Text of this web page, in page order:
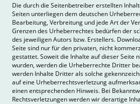
Die durch die Seitenbetreiber erstellten
Seiten unterliegen dem deutschen
Bearbeitung, Verbreitung und jede Art der
Grenzen des Urheberrechtes bedürfen der
des jeweiligen Autors bzw. Erstellers.
Seite sind nur für den privaten, nicht
gestattet. Soweit die Inhalte auf dieser Seite
wurden, werden die Urheberrechte Dritter
werden Inhalte Dritter als solche
auf eine Urheberrechtsverletzung
einen entsprechenden Hinweis. Bei
Rechtsverletzungen werden wir derartige